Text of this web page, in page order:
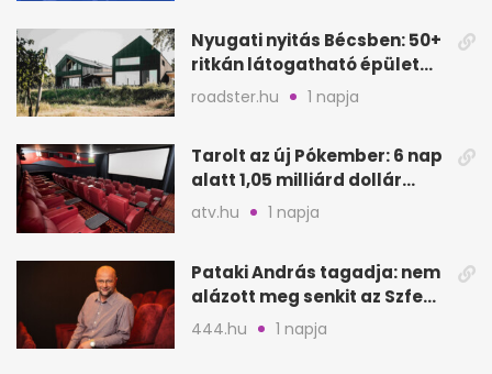
Nyugati nyitás Bécsben: 50+
ritkán látogatható épület
nyílik meg
roadster.hu 1 napja
Tarolt az új Pókember: 6 nap
alatt 1,05 milliárd dollár
bevétel
atv.hu 1 napja
Pataki András tagadja: nem
alázott meg senkit az Szfe
felvételijén
444.hu 1 napja